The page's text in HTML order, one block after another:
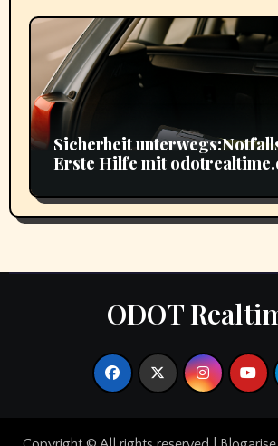
Sicherheit
Erste Hilfe mit
ODOT